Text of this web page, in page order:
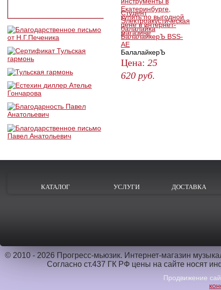
Студент
Электроакустическая
балалайка
БалалайкерЪ BSS-
AE
БалалайкерЪ
Цена: 25
620 руб.
КАТАЛОГ УСЛУГИ ДОСТАВКА
© 2010 - 2026 Прогресс-мьюзик. Интернет-магазин
Согласно ст.437 ГК РФ цены на сайте носят
Продвижение